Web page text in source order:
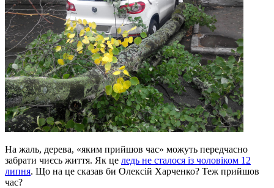
На жаль, дерева, «яким прийшов час» можуть передчасно
забрати чиєсь життя. Як це ледь не сталося із чоловіком 12
липня. Що на це сказав би Олексій Харченко? Теж прийшов
час?